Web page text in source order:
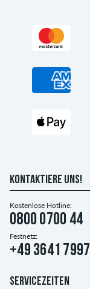
KONTAKTIERE UNS!
Kostenlose Hotline:
0800 0700 44
Festnetz:
+49 3641
SERVICEZEITEN